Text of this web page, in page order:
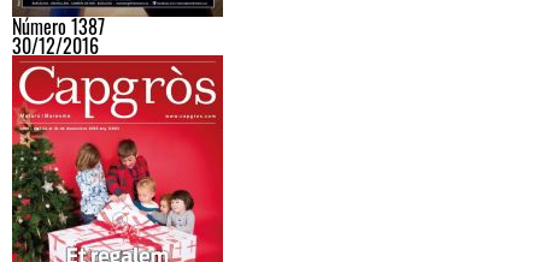
Número 1387
30/12/2016